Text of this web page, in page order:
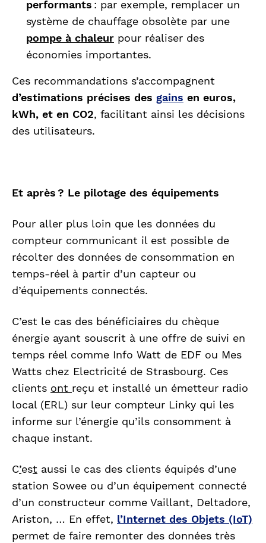
performants : par exemple, remplacer un
système de chauffage obsolète par une
pompe à chaleur pour réaliser des
économies importantes.
Ces recommandations s’accompagnent
d’estimations précises des gains en euros,
kWh, et en CO2, facilitant ainsi les décisions
des utilisateurs.
Et après ? Le pilotage des équipements
Pour aller plus loin que les données du
compteur communicant il est possible de
récolter des données de consommation en
temps-réel à partir d’un capteur ou
d’équipements connectés.
C’est le cas des bénéficiaires du chèque
énergie ayant souscrit à une offre de suivi en
temps réel comme Info Watt de EDF ou Mes
Watts chez Electricité de Strasbourg. Ces
clients ont reçu et installé un émetteur radio
local (ERL) sur leur compteur Linky qui les
informe sur l’énergie qu’ils consomment à
chaque instant.
C’est aussi le cas des clients équipés d’une
station Sowee ou d’un équipement connecté
d’un constructeur comme Vaillant, Deltadore,
Ariston, … En effet, l’Internet des Objets (IoT)
permet de faire remonter des données très